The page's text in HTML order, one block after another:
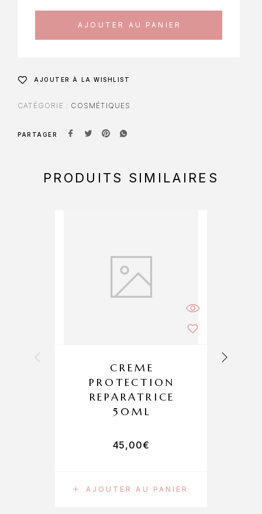
AJOUTER AU PANIER
AJOUTER À LA WISHLIST
CATÉGORIE : COSMÉTIQUES
PARTAGER
PRODUITS SIMILAIRES
AJOUTER AU PANIER
CREME
PROTECTION
REPARATRICE
50ML
45,00€